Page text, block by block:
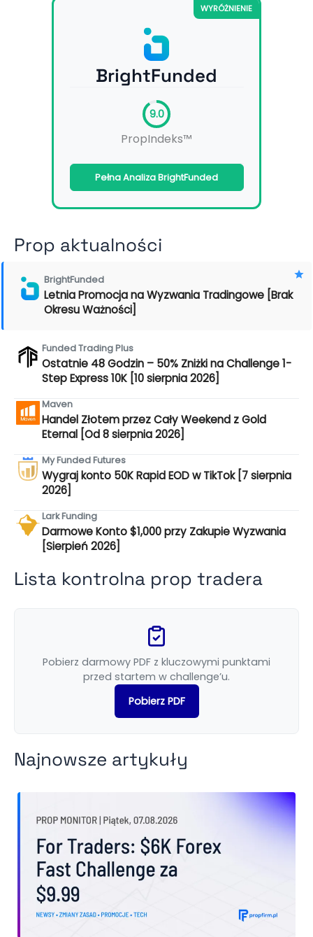
WYRÓŻNIENIE
BrightFunded
9.0
PropIndeks™
Pełna Analiza BrightFunded
Prop aktualności
BrightFunded
Letnia Promocja na Wyzwania Tradingowe [Brak
Okresu Ważności]
Funded Trading Plus
Ostatnie 48 Godzin – 50% Zniżki na Challenge 1-
Step Express 10K [10 sierpnia 2026]
Maven
Handel Złotem przez Cały Weekend z Gold
Eternal [Od 8 sierpnia 2026]
My Funded Futures
Wygraj konto 50K Rapid EOD w TikTok [7 sierpnia
2026]
Lark Funding
Darmowe Konto $1,000 przy Zakupie Wyzwania
[Sierpień 2026]
Lista kontrolna prop tradera
Pobierz darmowy PDF z kluczowymi punktami
przed startem w challenge’u.
Pobierz PDF
Najnowsze artykuły